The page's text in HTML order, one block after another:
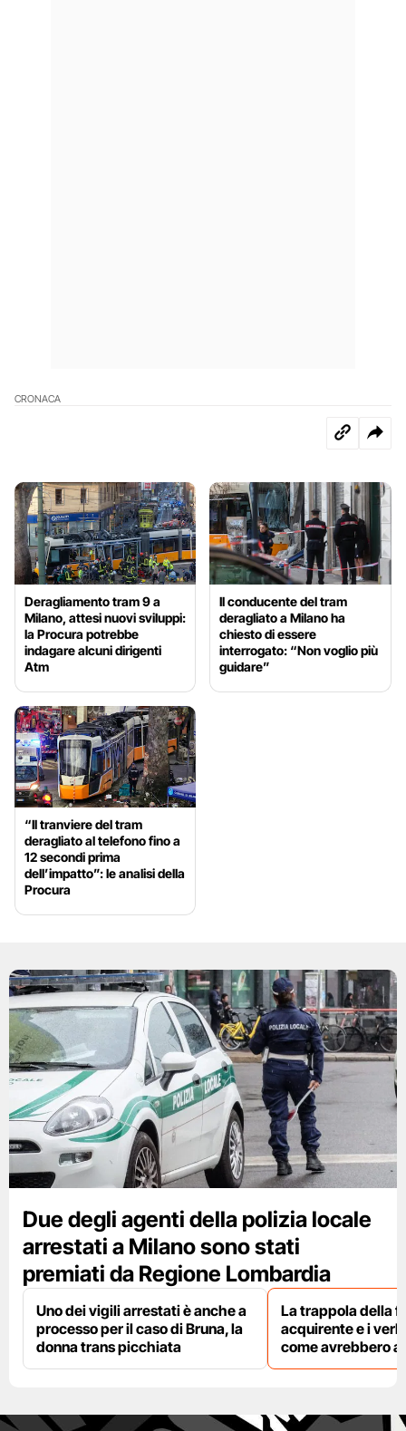
CRONACA
Deragliamento tram 9 a
Milano, attesi nuovi sviluppi:
la Procura potrebbe
indagare alcuni dirigenti
Atm
Il conducente del tram
deragliato a Milano ha
chiesto di essere
interrogato: “Non voglio più
guidare”
“Il tranviere del tram
deragliato al telefono fino a
12 secondi prima
dell’impatto”: le analisi della
Procura
Due degli agenti della polizia locale
arrestati a Milano sono stati
premiati da Regione Lombardia
Uno dei vigili arrestati è anche a
processo per il caso di Bruna, la
donna trans picchiata
La trappola della
acquirente e i
come avrebbero